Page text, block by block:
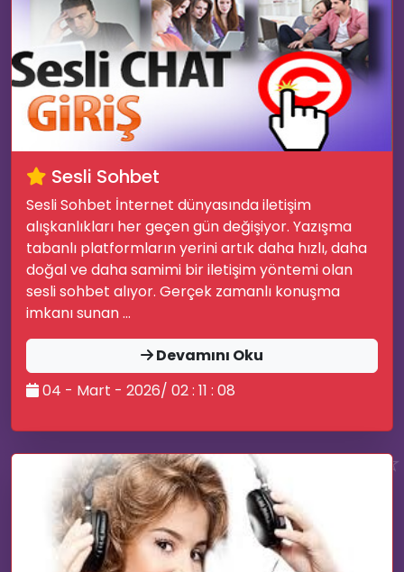
📝
⭐
🤩
🗨️
😂 🎆
🤷‍♂️
Sesli Sohbet
Sesli Sohbet İnternet dünyasında iletişim
alışkanlıkları her geçen gün değişiyor. Yazışma
tabanlı platformların yerini artık daha hızlı, daha
doğal ve daha samimi bir iletişim yöntemi olan
sesli sohbet alıyor. Gerçek zamanlı konuşma
imkanı sunan ...
Devamını Oku
04 - Mart - 2026/ 02 : 11 : 08